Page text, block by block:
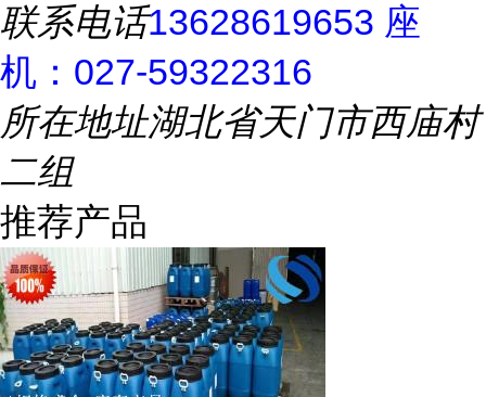
联系电话13628619653 座
机：027-59322316
所在地址湖北省天门市西庙村
二组
推荐产品